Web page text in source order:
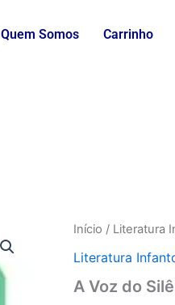
Quem Somos Carrinho
Início / Literatura
Literatura
A Voz do
A
do
quantidade